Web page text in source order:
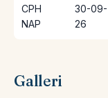
CPH
NAP
30-09-
26
Galleri